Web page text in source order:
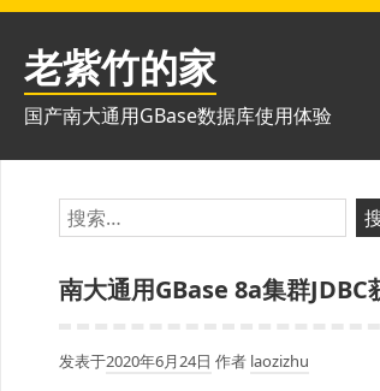
跳
老紫竹的家
国产南大通用GBase数据库使用体验
搜
索：
南大通用GBase 8a集群
发表于2020年6月24日 作者 laozizhu